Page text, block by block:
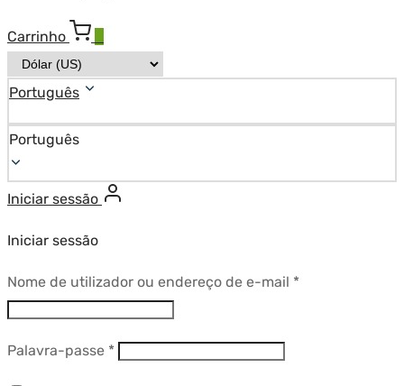
Carrinho
Português
Português
Iniciar sessão
Iniciar sessão
Nome de utilizador ou endereço de e-mail *Obrigatório
Palavra-passe *Obrigatório